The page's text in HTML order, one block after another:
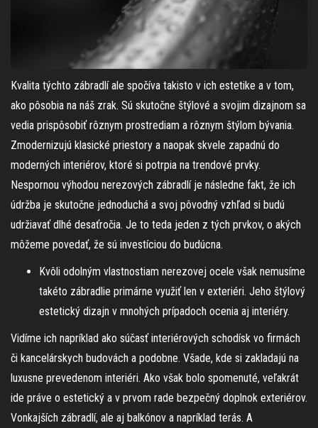
Kvalita týchto zábradlí ale spočíva takisto v ich estetike a v tom,
ako pôsobia na náš zrak. Sú skutočne štýlové a svojim dizajnom sa
vedia prispôsobiť rôznym prostrediam a rôznym štýlom bývania.
Zmodernizujú klasické priestory a naopak skvele zapadnú do
moderných interiérov, ktoré si potrpia na trendové prvky.
Nespornou výhodou nerezových zábradlí je následne fakt, že ich
údržba je skutočne jednoduchá a svoj pôvodný vzhľad si budú
udržiavať dlhé desaťročia. Je to teda jeden z tých prvkov, o akých
môžeme povedať, že sú investíciou do budúcna.
Kvôli odolným vlastnostiam nerezovej ocele však nemusíme
takéto zábradlie primárne využiť len v exteriéri. Jeho štýlový
estetický dizajn v mnohých prípadoch ocenia aj interiéry.
Vidíme ich napríklad ako súčasť interiérových schodísk vo firmách
či kancelárskych budovách a podobne. Všade, kde si zakladajú na
luxusne prevedenom interiéri. Ako však bolo spomenuté, veľakrát
ide práve o estetický a v prvom rade bezpečný doplnok exteriérov.
Vonkajších zábradlí, ale aj balkónov a napríklad terás. A